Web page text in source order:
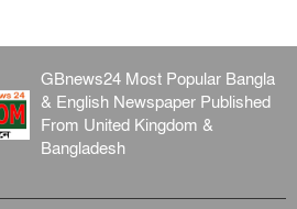
GBnews24 Most Popular Bangla
& English Newspaper Published
From United Kingdom &
Bangladesh